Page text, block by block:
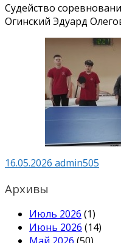
Судейство
Огинский Эдуард
16.05.2026 admin505
Архивы
Июль 2026 (1)
Июнь 2026 (14)